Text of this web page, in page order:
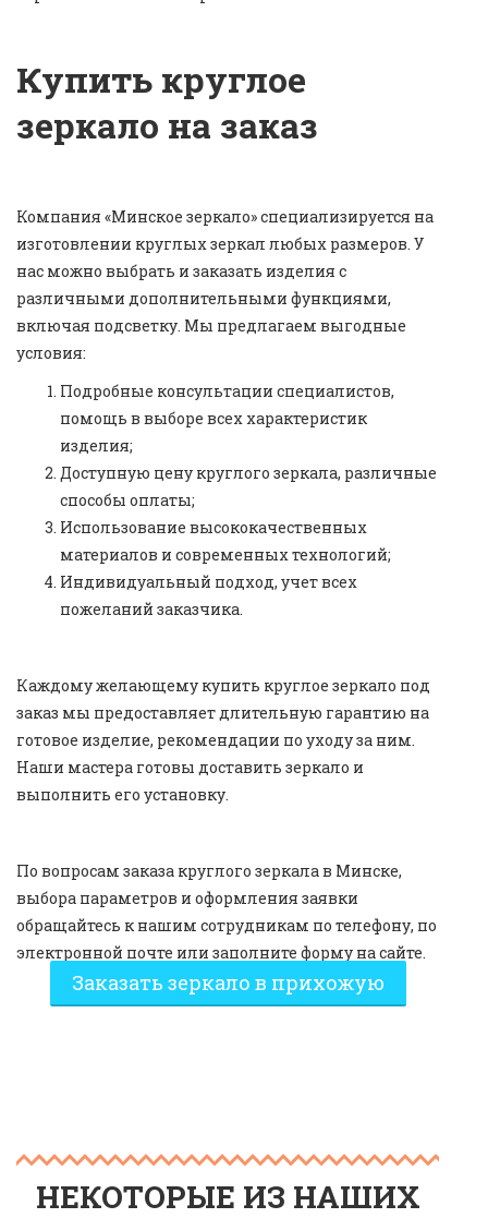
Купить круглое
зеркало на заказ
Компания «Минское зеркало» специализируется на
изготовлении круглых зеркал любых размеров. У
нас можно выбрать и заказать изделия с
различными дополнительными функциями,
включая подсветку. Мы предлагаем выгодные
условия:
Подробные консультации специалистов,
помощь в выборе всех характеристик
изделия;
Доступную цену круглого зеркала, различные
способы оплаты;
Использование высококачественных
материалов и современных технологий;
Индивидуальный подход, учет всех
пожеланий заказчика.
Каждому желающему купить круглое зеркало под
заказ мы предоставляет длительную гарантию на
готовое изделие, рекомендации по уходу за ним.
Наши мастера готовы доставить зеркало и
выполнить его установку.
По вопросам заказа круглого зеркала в Минске,
выбора параметров и оформления заявки
обращайтесь к нашим сотрудникам по телефону, по
электронной почте или заполните форму на сайте.
Заказать зеркало в прихожую
НЕКОТОРЫЕ ИЗ НАШИХ